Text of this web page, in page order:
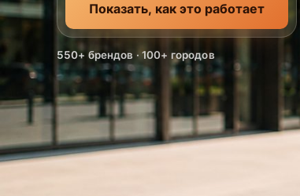
Показать, как это работает
550+ брендов · 100+ городов